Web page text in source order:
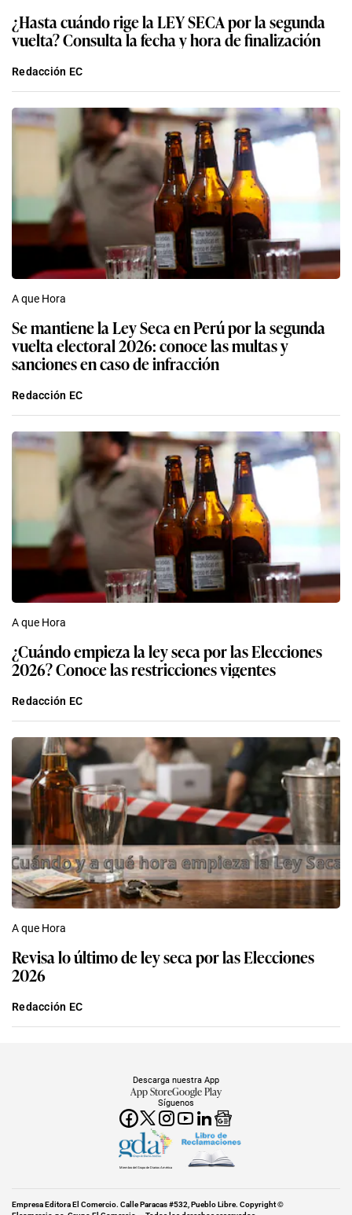
¿Hasta cuándo rige la LEY SECA por la segunda
vuelta? Consulta la fecha y hora de finalización
Redacción EC
A que Hora
Se mantiene la Ley Seca en Perú por la segunda
vuelta electoral 2026: conoce las multas y
sanciones en caso de infracción
Redacción EC
A que Hora
¿Cuándo empieza la ley seca por las Elecciones
2026? Conoce las restricciones vigentes
Redacción EC
A que Hora
Revisa lo último de ley seca por las Elecciones
2026
Redacción EC
Síguenos
Descarga nuestra App
App StoreGoogle Play
Miembro del Grupo de Diarios América
Empresa Editora El Comercio. Calle Paracas #532, Pueblo Libre. Copyright ©